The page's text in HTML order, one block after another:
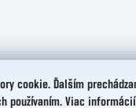
cookie. Ďalším
používaním. Viac